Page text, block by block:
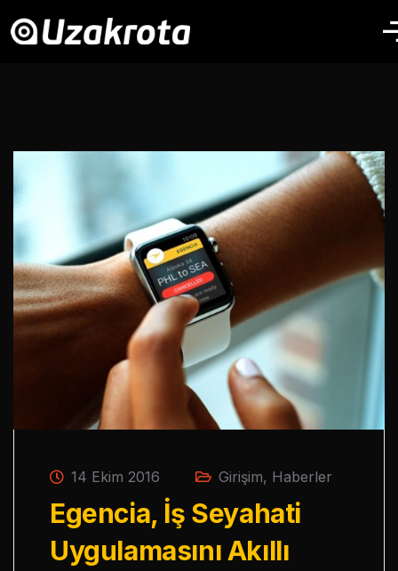
14 Ekim 2016 Girişim, Haberler
Egencia, İş Seyahati
Uygulamasını Akıllı